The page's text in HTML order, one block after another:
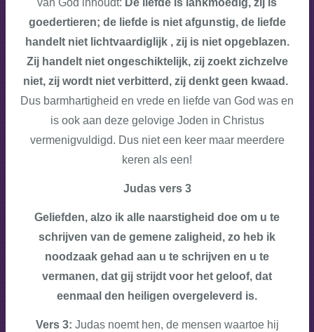
van God inhoudt: De liefde is lankmoedig, zij is
goedertieren; de liefde is niet afgunstig, de liefde
handelt niet lichtvaardiglijk , zij is niet opgeblazen.
Zij handelt niet ongeschiktelijk, zij zoekt zichzelve
niet, zij wordt niet verbitterd, zij denkt geen kwaad.
Dus barmhartigheid en vrede en liefde van God was en
is ook aan deze gelovige Joden in Christus
vermenigvuldigd. Dus niet een keer maar meerdere
keren als een!
Judas vers 3
Geliefden, alzo ik alle naarstigheid doe om u te
schrijven van de gemene zaligheid, zo heb ik
noodzaak gehad aan u te schrijven en u te
vermanen, dat gij strijdt voor het geloof, dat
eenmaal den heiligen overgeleverd is.
Vers 3: Judas noemt hen, de mensen waartoe hij